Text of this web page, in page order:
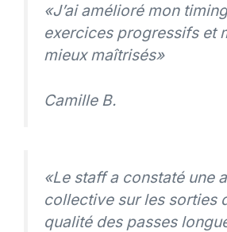
«J’ai amélioré mon
exercices progressifs et
mieux maîtrisés»
Camille B.
«Le staff a constaté une
collective sur les sorties
qualité des passes